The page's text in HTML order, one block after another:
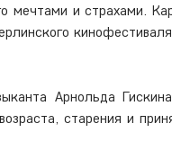
мечтами и страхами.
Арнольда
старения и